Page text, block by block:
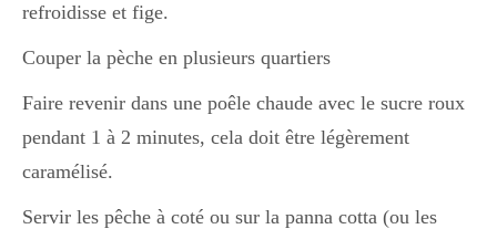
refroidisse et fige.
Couper la pèche en plusieurs quartiers
Faire revenir dans une poêle chaude avec le sucre roux
pendant 1 à 2 minutes, cela doit être légèrement
caramélisé.
Servir les pêche à coté ou sur la panna cotta (ou les